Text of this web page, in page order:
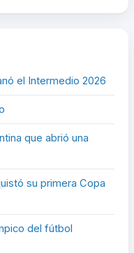
el Intermedio 2026
que abrió una
su primera Copa
del fútbol